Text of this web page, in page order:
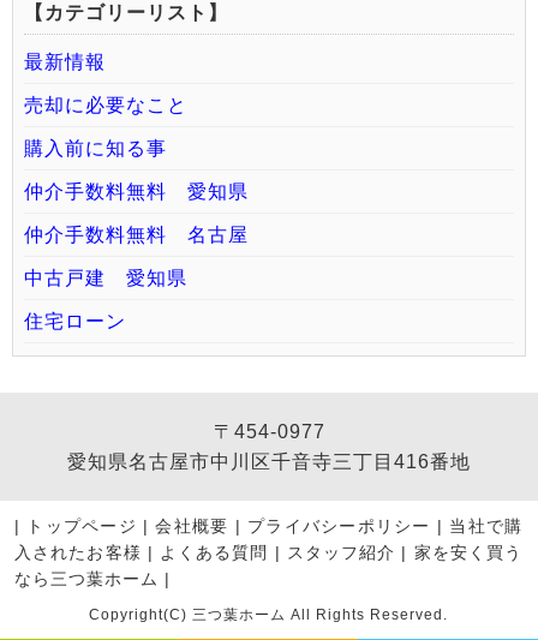
【カテゴリーリスト】
最新情報
売却に必要なこと
購入前に知る事
仲介手数料無料 愛知県
仲介手数料無料 名古屋
中古戸建 愛知県
住宅ローン
〒454-0977
愛知県名古屋市中川区千音寺三丁目416番地
| トップページ |会社概要 | プライバシーポリシー | 当社で購
入されたお客様 | よくある質問 | スタッフ紹介 | 家を安く買う
なら三つ葉ホーム |
Copyright(C) 三つ葉ホーム All Rights Reserved.